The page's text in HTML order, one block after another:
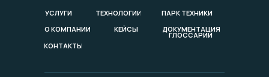
УСЛУГИ
КОНТАКТЫ
ТЕХНОЛОГИИ
О КОМПАНИИ
ГЛОССАРИЙ
ДОКУМЕНТАЦИЯ
ПАРК ТЕХНИКИ
КЕЙСЫ